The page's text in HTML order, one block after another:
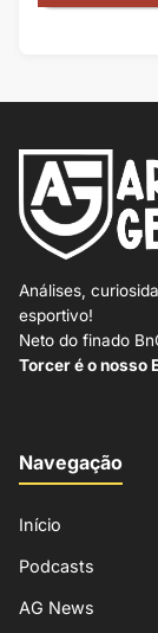
Análises,
esportivo!
Neto do finado
Torcer é o nosso
Navegação
Início
Podcasts
AG News